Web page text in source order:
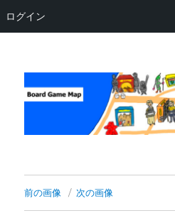
ログイン
Board Game Map
前の画像 次の画像